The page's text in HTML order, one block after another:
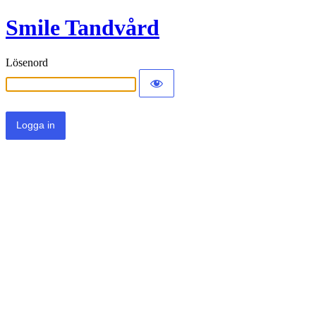
Smile Tandvård
Lösenord